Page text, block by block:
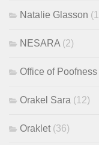
Natalie Glasson
NESARA (2)
Office of
Orakel Sara (12)
Oraklet (36)